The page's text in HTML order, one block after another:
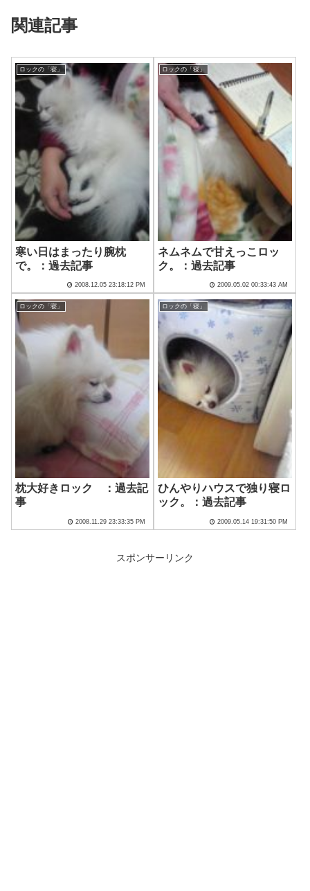
関連記事
ロックの「寝」
寒い日はまったり腕枕
で。：過去記事
2008.12.05 23:18:12 PM
ロックの「寝」
ネムネムで甘えっこロッ
ク。：過去記事
2009.05.02 00:33:43 AM
ロックの「寝」
枕大好きロック ：過去記
事
2008.11.29 23:33:35 PM
ロックの「寝」
ひんやりハウスで独り寝ロ
ック。：過去記事
2009.05.14 19:31:50 PM
スポンサーリンク